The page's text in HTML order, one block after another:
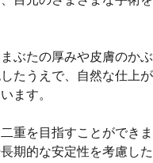
ぶたの厚みや皮膚のかぶ
たうえで、自然な仕上が
ます。
重を目指すことができま
期的な安定性を考慮した